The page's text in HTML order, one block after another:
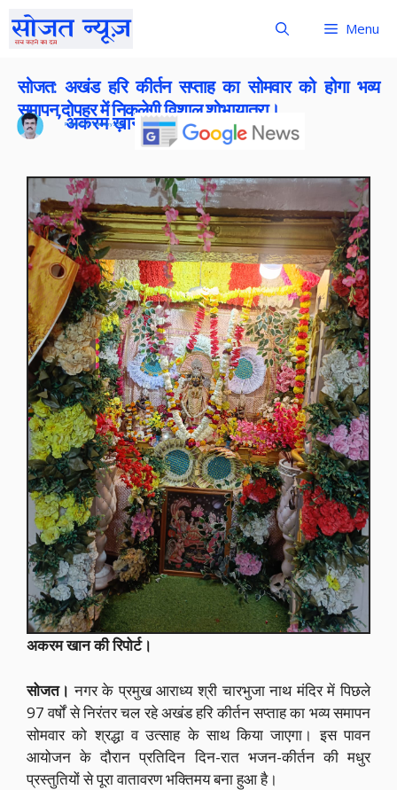
Menu
सोजत: अखंड हरि कीर्तन सप्ताह का सोमवार को होगा भव्य
समापन,दोपहर में निकलेगी विशाल शोभायात्रा।
अकरम ख़ान
Publish On:1 February 2026
अकरम खान की रिपोर्ट।
सोजत।नगर के प्रमुख आराध्य श्री चारभुजा नाथ मंदिर में पिछले
97 वर्षों से निरंतर चल रहे अखंड हरि कीर्तन सप्ताह का भव्य समापन
सोमवार को श्रद्धा व उत्साह के साथ किया जाएगा। इस पावन
आयोजन के दौरान प्रतिदिन दिन-रात भजन-कीर्तन की मधुर
प्रस्तुतियों से पूरा वातावरण भक्तिमय बना हुआ है।